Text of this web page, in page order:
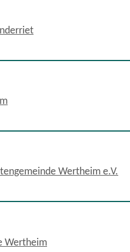
Wertheim e.V.
Wertheim